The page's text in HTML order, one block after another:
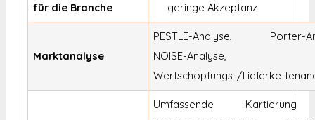
für die Branche
geringe Akzeptanz
Marktanalyse
PESTLE-Analyse, Porter-
NOISE-Analyse,
Wertschöpfungs-/
Umfassende